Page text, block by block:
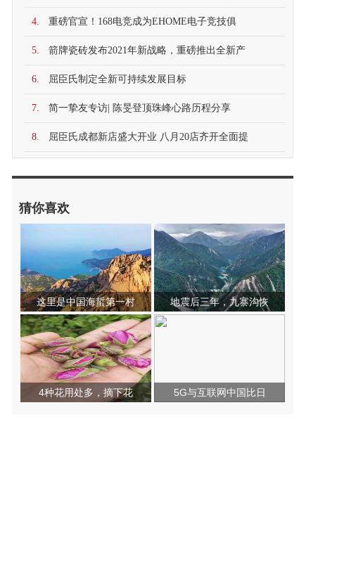
4. 重磅官宣！168电竞成为EHOME电子竞技俱
5. 箭牌瓷砖发布2021年新战略，重磅推出全新产
6. 屈臣氏制定全新可持续发展目标
7. 简一挚友专访| 陈旻登顶珠峰心路历程分享
8. 屈臣氏成都新店盛大开业 八月20店齐开全面提
猜你喜欢
这里是中国海蜇第一村 地震后三年，九寨沟恢
4种花用处多，摘下花 5G与互联网中国比日